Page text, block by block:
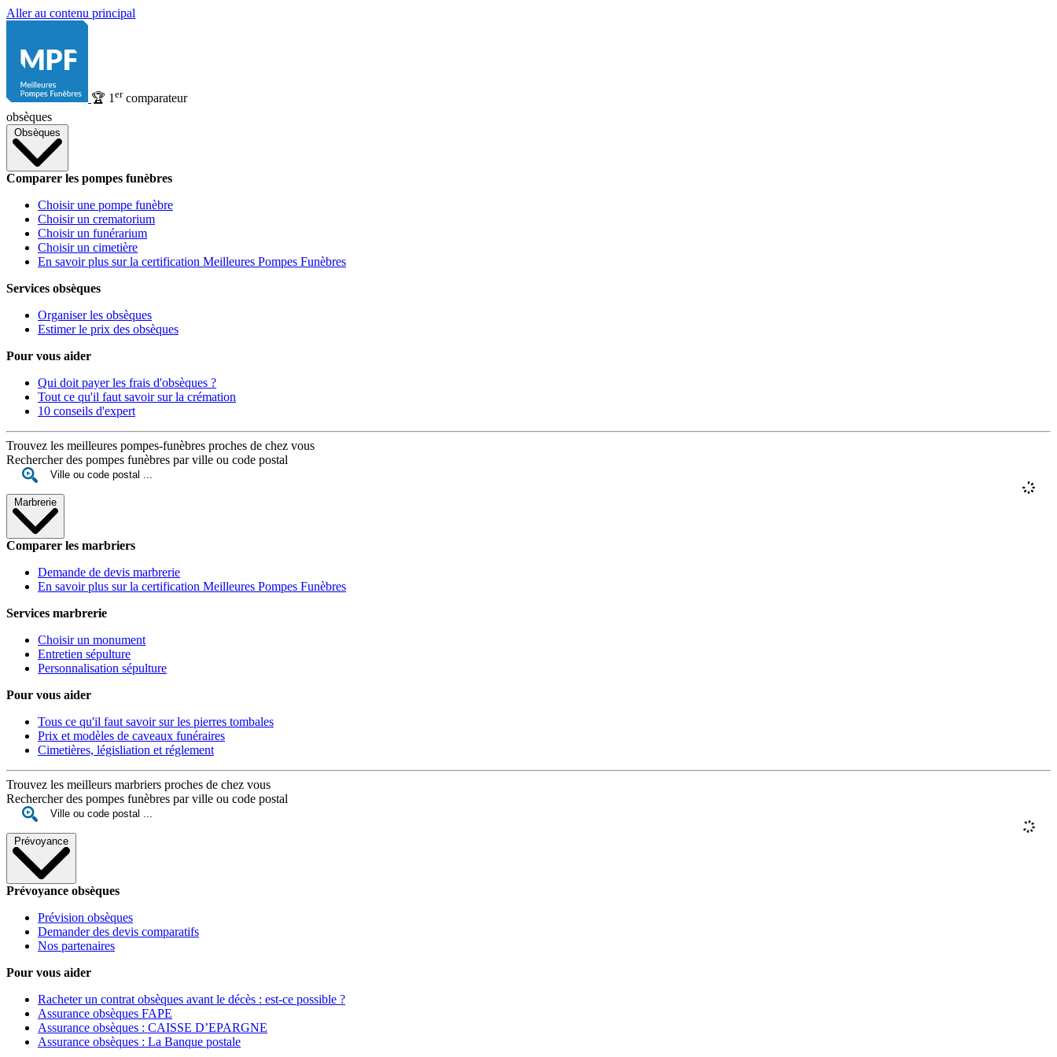
Aller au contenu principal
🏆 1 ercomparateur
obsèques
Obsèques
Comparer les pompes funèbres
Choisir une pompe funèbre
Choisir un crematorium
Choisir un funérarium
Choisir un cimetière
En savoir plus sur la certification Meilleures Pompes Funèbres
Services obsèques
Organiser les obsèques
Estimer le prix des obsèques
Pour vous aider
Qui doit payer les frais d'obsèques ?
Tout ce qu'il faut savoir sur la crémation
10 conseils d'expert
Trouvez les meilleures pompes-funèbres proches de chez vous
Rechercher des pompes funèbres par ville ou code postal
Marbrerie
Comparer les marbriers
Demande de devis marbrerie
En savoir plus sur la certification Meilleures Pompes Funèbres
Services marbrerie
Choisir un monument
Entretien sépulture
Personnalisation sépulture
Pour vous aider
Tous ce qu'il faut savoir sur les pierres tombales
Prix et modèles de caveaux funéraires
Cimetières, législiation et réglement
Trouvez les meilleurs marbriers proches de chez vous
Rechercher des pompes funèbres par ville ou code postal
Prévoyance
Prévoyance obsèques
Prévision obsèques
Demander des devis comparatifs
Nos partenaires
Pour vous aider
Racheter un contrat obsèques avant le décès : est-ce possible ?
Assurance obsèques FAPE
Assurance obsèques : CAISSE D’EPARGNE
Assurance obsèques : La Banque postale